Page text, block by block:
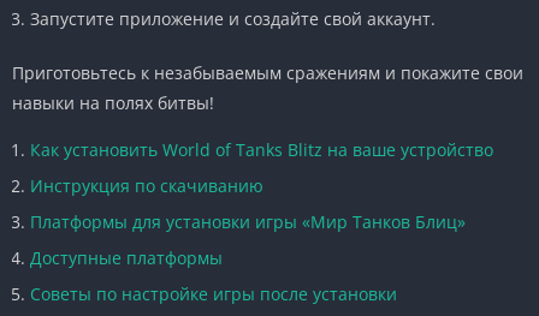
Запустите приложение и создайте свой аккаунт.
Приготовьтесь к незабываемым сражениям и покажите свои
навыки на полях битвы!
Как установить World of Tanks Blitz на ваше устройство
Инструкция по скачиванию
Платформы для установки игры «Мир Танков Блиц»
Доступные платформы
Советы по настройке игры после установки